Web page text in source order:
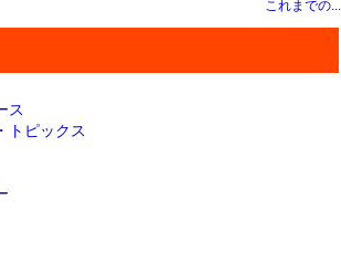
これまでの...
ス
トピックス